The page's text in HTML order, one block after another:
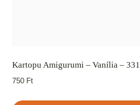
Kartopu Amigurumi – Vanília – 331
750 Ft